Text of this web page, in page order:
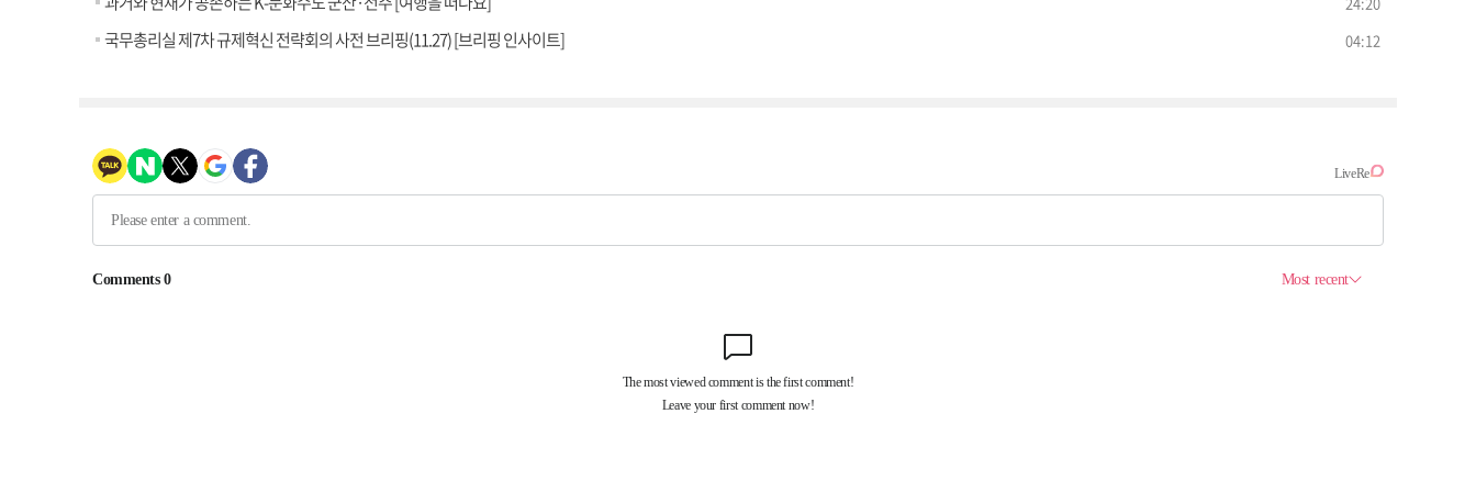
국무총리실 제7차 규제혁신 전략회의 사전 브리핑(11.27) [브리핑 인사이트] 04:12